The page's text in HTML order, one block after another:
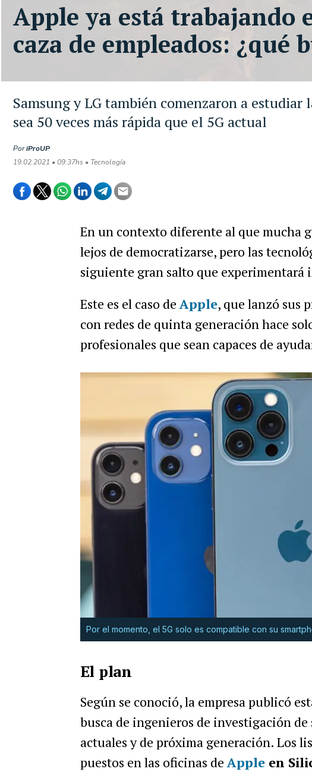
Samsung y LG también comenzaron a
sea 50 veces más rápida que el 5G actual
PoriProUP
19.02.2021 • 09:37hs • Tecnología
Apple ya está trabajando
caza de empleados: ¿qué
En un contexto diferente al que mucha
lejos de democratizarse, pero las
siguiente gran salto que experimentará
Este es el caso deApple, que lanzó sus
con redes de quinta generación hace
profesionales que sean capaces de
Por el momento, el 5G solo es compatible con su
El plan
Según se conoció, la empresa publicó
busca de ingenieros de investigación
actuales y de próxima generación. Los
puestos en las oficinas deAppleen